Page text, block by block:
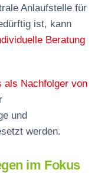
Anlaufstelle für
ist, kann
Beratung
als Nachfolger von
und
werden.
im Fokus